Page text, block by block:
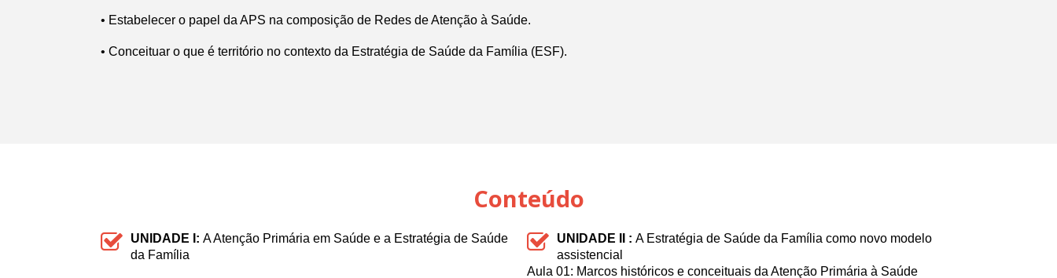
• Estabelecer o papel da APS na composição de Redes de Atenção à Saúde.
• Conceituar o que é território no contexto da Estratégia de Saúde da Família (ESF).
Conteúdo
UNIDADE I: A Atenção Primária em Saúde e a Estratégia de Saúde
da Família
UNIDADE II :A Estratégia de Saúde da Família como novo modelo
assistencial
Aula 01: Marcos históricos e conceituais da Atenção Primária à Saúde